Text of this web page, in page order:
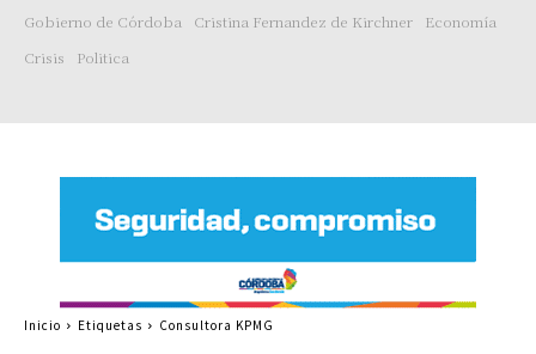
Gobierno de Córdoba
Cristina Fernandez de Kirchner
Economía
Crisis
Politica
Inicio Etiquetas Consultora KPMG